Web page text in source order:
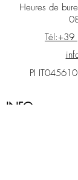
Heures de
PI
INFO